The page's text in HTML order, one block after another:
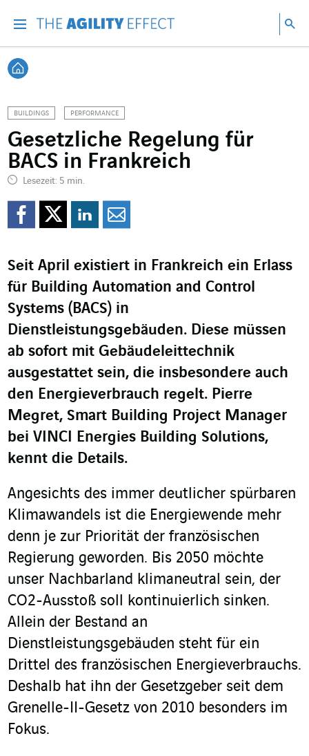
Zurück zur Startseite
BUILDINGS PERFORMANCE
Gesetzliche Regelung für
BACS in Frankreich
Lesezeit: 5 min.
Auf Facebook teilen
Auf Twitter teilen
Auf LinkedIn
Seit April existiert in Frankreich ein Erlass
für Building Automation and Control
Systems (BACS) in
Dienstleistungsgebäuden. Diese müssen
ab sofort mit Gebäudeleittechnik
ausgestattet sein, die insbesondere auch
den Energieverbrauch regelt. Pierre
Megret, Smart Building Project Manager
bei VINCI Energies Building Solutions,
kennt die Details.
Angesichts des immer deutlicher spürbaren
Klimawandels ist die Energiewende mehr
denn je zur Priorität der französischen
Regierung geworden. Bis 2050 möchte
unser Nachbarland klimaneutral sein, der
CO2-Ausstoß soll kontinuierlich sinken.
Allein der Bestand an
Dienstleistungsgebäuden steht für ein
Drittel des französischen Energieverbrauchs.
Deshalb hat ihn der Gesetzgeber seit dem
Grenelle-II-Gesetz von 2010 besonders im
Fokus.